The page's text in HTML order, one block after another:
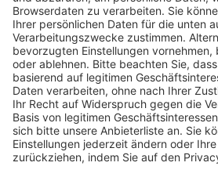
Trainerausbildung
Schulungsangebot Vereinsmitarbeiter
BFV-Geschäftsstellen
Trainerbörse
Login SpielPlus
FOLGE DEM BFV